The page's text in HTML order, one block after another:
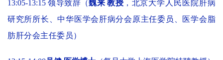
13:05-13:15 领导致辞（魏来 教授 ， 北京大学人民医院肝病
研究所所长、中华医学会肝病分会原主任委员、医学会脂
肪肝分会主任委员）